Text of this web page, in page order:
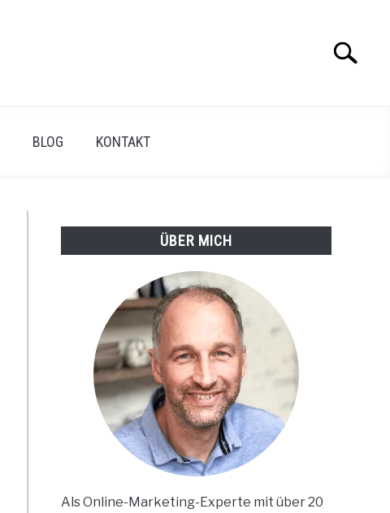
Search
BLOG KONTAKT
ÜBER MICH
Als Online-Marketing-Experte mit über 20